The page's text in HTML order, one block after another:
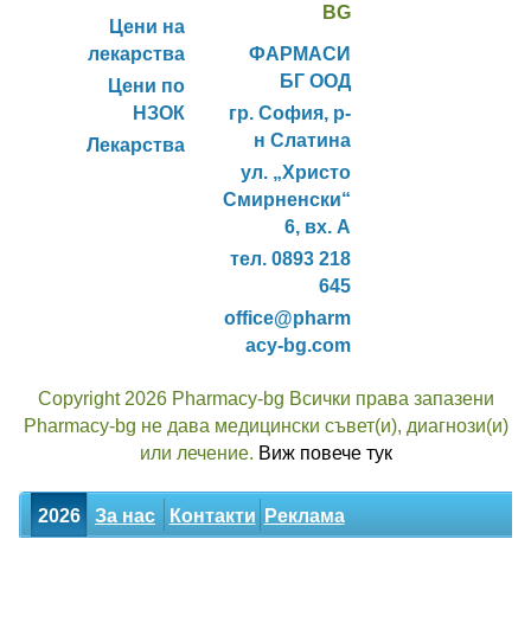
Цени на
лекарства
Цени по
НЗОК
Лекарства
BG
ФАРМАСИ
БГ ООД
гр. София, р-
н Слатина
ул. „Христо
Смирненски“
6, вх. А
тел. 0893 218
645
office@pharm
acy-bg.com
Copyright 2026 Pharmacy-bg Всички права запазени
Pharmacy-bg не дава медицински съвет(и), диагнози(и)
или лечение. Виж повече тук
2026 За нас Контакти Реклама